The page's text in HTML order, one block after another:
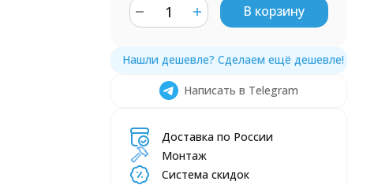
В корзину
Написать в Telegram
Доставка по России
Монтаж
Система скидок